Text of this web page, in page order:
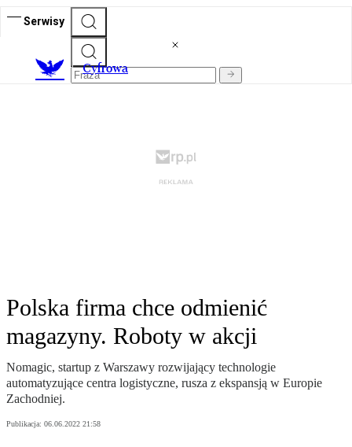
Serwisy
Cyfrowa
Polska firma chce odmienić
magazyny. Roboty w akcji
Nomagic, startup z Warszawy rozwijający technologie
automatyzujące centra logistyczne, rusza z ekspansją w Europie
Zachodniej.
Publikacja: 06.06.2022 21:58